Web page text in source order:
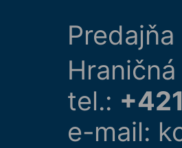
Hraničná
tel.:
e-mail: